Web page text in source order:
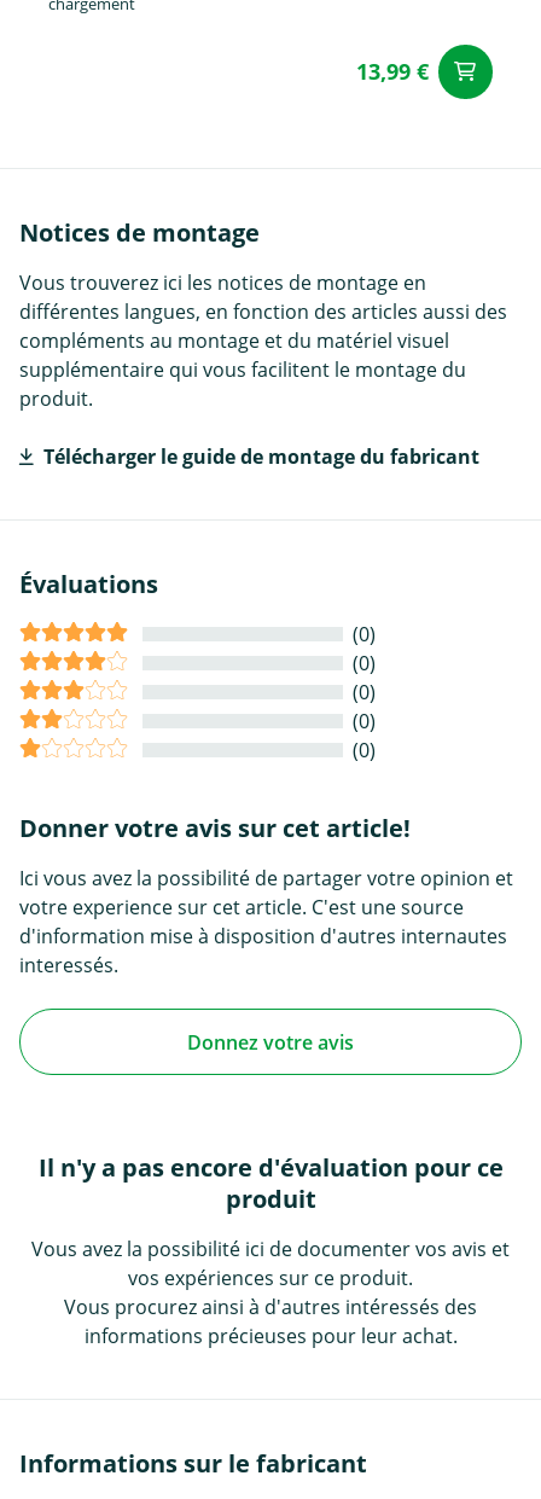
13,99 €
Notices de montage
Vous trouverez ici les notices de montage en
différentes langues, en fonction des articles aussi des
compléments au montage et du matériel visuel
supplémentaire qui vous facilitent le montage du
produit.
Télécharger le guide de montage du fabricant
Évaluations
(0)
(0)
(0)
(0)
(0)
Donner votre avis sur cet article!
Ici vous avez la possibilité de partager votre opinion et
votre experience sur cet article. C'est une source
d'information mise à disposition d'autres internautes
interessés.
Donnez votre avis
Il n'y a pas encore d'évaluation pour ce
produit
Vous avez la possibilité ici de documenter vos avis et
vos expériences sur ce produit.
Vous procurez ainsi à d'autres intéressés des
informations précieuses pour leur achat.
Informations sur le fabricant